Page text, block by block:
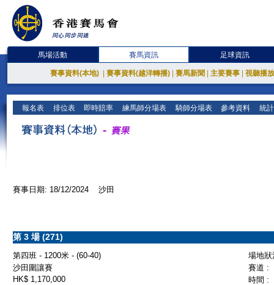
馬場活動 賽馬資訊 足球資訊
賽事資料(本地) 賽事資料(越洋轉播) 賽馬新聞 主要賽事 視聽播
報名表 排位表 即時賠率 練馬師分場表 騎師分場表 參考資料 統
賽事日期: 18/12/2024 沙田
第 3 場 (271)
第四班 - 1200米 - (60-40)
場地
沙田圍讓賽
賽道 :
HK$ 1,170,000
時間 :